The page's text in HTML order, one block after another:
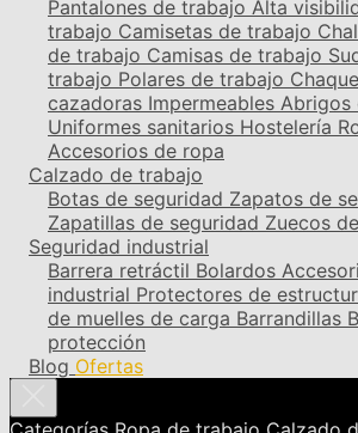
Pantalones de trabajo Alta
trabajo Camisetas de trabajo
de trabajo Camisas de trabajo
trabajo Polares de trabajo
cazadoras Impermeables Abrigos
Uniformes sanitarios Hostelería
Accesorios de ropa
Calzado de trabajo
Botas de seguridad Zapatos de
Zapatillas de seguridad Zuecos
Seguridad industrial
Barrera retráctil Bolardos
industrial Protectores de
de muelles de carga Barrandillas
protección
Blog Ofertas